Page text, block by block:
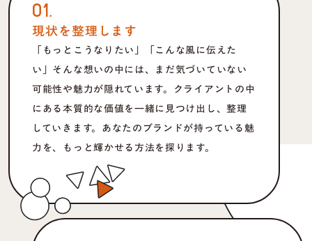
01.
現状を整理します
「もっとこうなりたい」「こんな風に伝えた
い」そんな想いの中には、まだ気づいていない
可能性や魅力が隠れています。クライアントの中
にある本質的な価値を一緒に見つけ出し、整理
していきます。あなたのブランドが持っている魅
力を、もっと輝かせる方法を探ります。